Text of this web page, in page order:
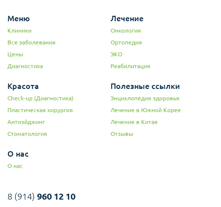
Меню
Клиники
Все заболевания
Цены
Диагностика
Лечение
Онкология
Ортопедия
ЭКО
Реабилитация
Красота
Check-up (Диагностика)
Пластическая хирургия
Антиэйджинг
Стоматология
Полезные ссылки
Энциклопедия здоровья
Лечение в Южной Корее
Лечение в Китае
Отзывы
О нас
О нас
8 (914) 960 12 10